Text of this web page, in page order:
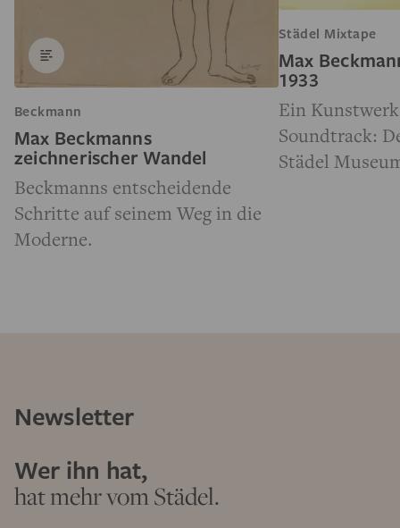
Beckmann
Max Beckmanns
zeichnerischer Wandel
Beckmanns entscheidende
Schritte auf seinem Weg in die
Moderne.
Städel Mixtape
Max
1933
Ein
Soundtrack:
Städel
Newsletter
Wer ihn hat,
hat mehr vom Städel.